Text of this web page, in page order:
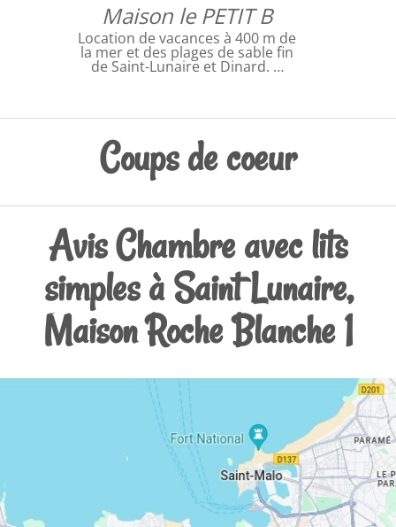
Maison le PETIT B
Location de vacances à 400 m de
la mer et des plages de sable fin
de Saint-Lunaire et Dinard. …
Coups de coeur
Avis Chambre avec lits
simples à Saint Lunaire,
Maison Roche Blanche 1